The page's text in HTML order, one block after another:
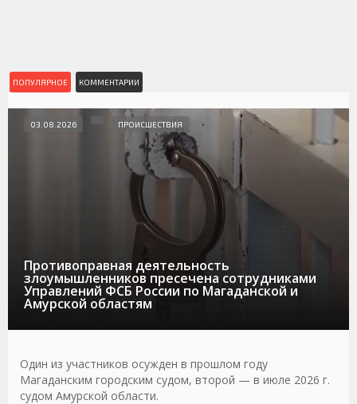
ПОПУЛЯРНОЕ КОММЕНТАРИИ
Противоправная деятельность
злоумышленников пресечена сотрудниками
Управлений ФСБ России по Магаданской и
Амурской областям
03.08.2026 ПРОИСШЕСТВИЯ
Один из участников осужден в прошлом году
Магаданским городским судом, второй — в июле 2026 г.
судом Амурской области.